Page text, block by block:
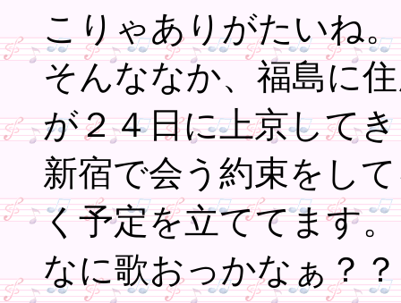
こりゃありがたいね。
そんななか、福島に
が２４日に上京して
新宿で会う約束をし
く予定を立ててます。
なに歌おっかなぁ？